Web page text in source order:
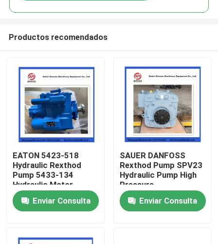
Inicio
Productos
Videos
Productos recomendados
EATON 5423-518
Hydraulic Rexthod
Pump 5433-134
Hydraulic Motor
Enviar Consulta
SAUER DANFOSS
Rexthod Pump SPV23
Hydraulic Pump High
Pressure
Enviar Consulta